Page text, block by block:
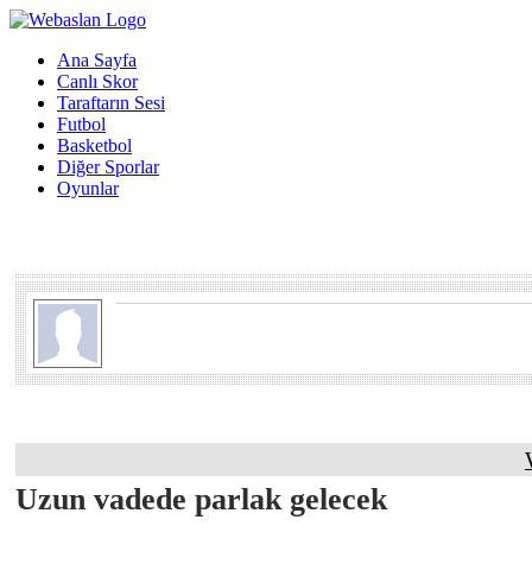
Ana Sayfa
Canlı Skor
Taraftarın Sesi
Futbol
Basketbol
Diğer Sporlar
Oyunlar
Uzun vadede parlak gelecek